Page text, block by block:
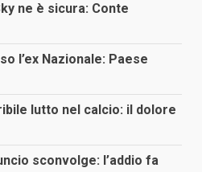
ne è sicura: Conte
l’ex Nazionale: Paese
lutto nel calcio: il dolore
sconvolge: l’addio fa